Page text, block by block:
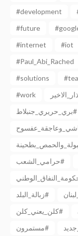
#development
#future
#internet
#iot
#Paul_Abi_Rached
#solutions
#work
بري_حريري_جنبلاط#
حرامي_الشعب#
زبالة_البلد#
كلن_يعني_كلن#
مستمرون#